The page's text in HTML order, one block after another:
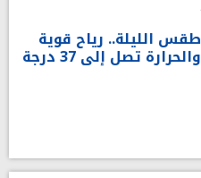
طقس الليلة.. رياح قوية
والحرارة تصل إلى 37 درجة